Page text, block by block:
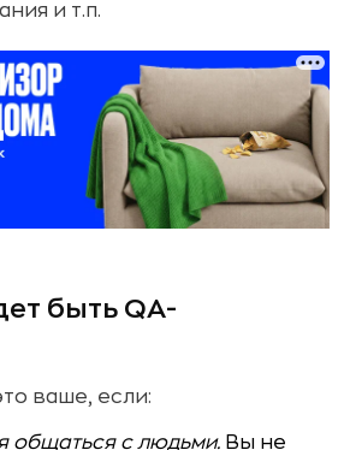
и т.п.
быть QA-
ваше, если:
общаться с людьми. Вы не